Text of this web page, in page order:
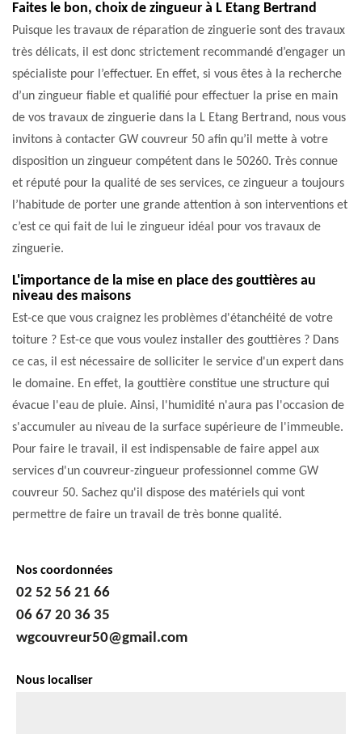
Faites le bon, choix de zingueur à L Etang Bertrand
Puisque les travaux de réparation de zinguerie sont des travaux
très délicats, il est donc strictement recommandé d’engager un
spécialiste pour l’effectuer. En effet, si vous êtes à la recherche
d’un zingueur fiable et qualifié pour effectuer la prise en main
de vos travaux de zinguerie dans la L Etang Bertrand, nous vous
invitons à contacter GW couvreur 50 afin qu’il mette à votre
disposition un zingueur compétent dans le 50260. Très connue
et réputé pour la qualité de ses services, ce zingueur a toujours
l’habitude de porter une grande attention à son interventions et
c’est ce qui fait de lui le zingueur idéal pour vos travaux de
zinguerie.
L'importance de la mise en place des gouttières au
niveau des maisons
Est-ce que vous craignez les problèmes d'étanchéité de votre
toiture ? Est-ce que vous voulez installer des gouttières ? Dans
ce cas, il est nécessaire de solliciter le service d'un expert dans
le domaine. En effet, la gouttière constitue une structure qui
évacue l'eau de pluie. Ainsi, l'humidité n'aura pas l'occasion de
s'accumuler au niveau de la surface supérieure de l'immeuble.
Pour faire le travail, il est indispensable de faire appel aux
services d'un couvreur-zingueur professionnel comme GW
couvreur 50. Sachez qu'il dispose des matériels qui vont
permettre de faire un travail de très bonne qualité.
Nos coordonnées
02 52 56 21 66
06 67 20 36 35
wgcouvreur50@gmail.com
Nous localiser